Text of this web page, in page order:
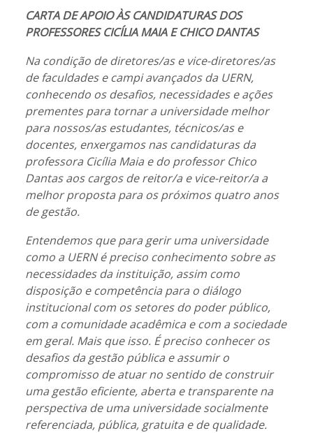
CARTA DE APOIO ÀS CANDIDATURAS DOS
PROFESSORES CICÍLIA MAIA E CHICO DANTAS
Na condição de diretores/as e vice-diretores/as
de faculdades e campi avançados da UERN,
conhecendo os desafios, necessidades e ações
prementes para tornar a universidade melhor
para nossos/as estudantes, técnicos/as e
docentes, enxergamos nas candidaturas da
professora Cicília Maia e do professor Chico
Dantas aos cargos de reitor/a e vice-reitor/a a
melhor proposta para os próximos quatro anos
de gestão.
Entendemos que para gerir uma universidade
como a UERN é preciso conhecimento sobre as
necessidades da instituição, assim como
disposição e competência para o diálogo
institucional com os setores do poder público,
com a comunidade acadêmica e com a sociedade
em geral. Mais que isso. É preciso conhecer os
desafios da gestão pública e assumir o
compromisso de atuar no sentido de construir
uma gestão eficiente, aberta e transparente na
perspectiva de uma universidade socialmente
referenciada, pública, gratuita e de qualidade.